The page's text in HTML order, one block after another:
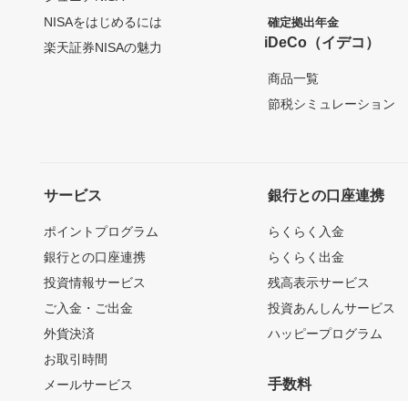
NISAをはじめるには
楽天証券NISAの魅力
確定拠出年金
iDeCo（イデコ）
商品一覧
節税シミュレーション
サービス
ポイントプログラム
銀行との口座連携
投資情報サービス
ご入金・ご出金
外貨決済
お取引時間
メールサービス
銀行との口座連携
らくらく入金
らくらく出金
残高表示サービス
投資あんしんサービス
ハッピープログラム
手数料